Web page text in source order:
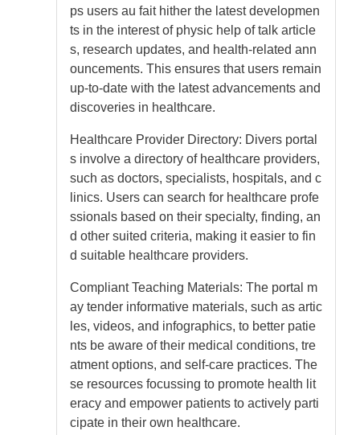
ps users au fait hither the latest developmen
ts in the interest of physic help of talk article
s, research updates, and health-related ann
ouncements. This ensures that users remain
up-to-date with the latest advancements and
discoveries in healthcare.
Healthcare Provider Directory: Divers portal
s involve a directory of healthcare providers,
such as doctors, specialists, hospitals, and c
linics. Users can search for healthcare profe
ssionals based on their specialty, finding, an
d other suited criteria, making it easier to fin
d suitable healthcare providers.
Compliant Teaching Materials: The portal m
ay tender informative materials, such as artic
les, videos, and infographics, to better patie
nts be aware of their medical conditions, tre
atment options, and self-care practices. The
se resources focussing to promote health lit
eracy and empower patients to actively parti
cipate in their own healthcare.